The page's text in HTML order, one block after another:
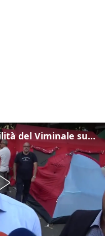
Gualtieri: "Responsabilità del Viminale su Spin Time? La posizione dei partiti è nota"